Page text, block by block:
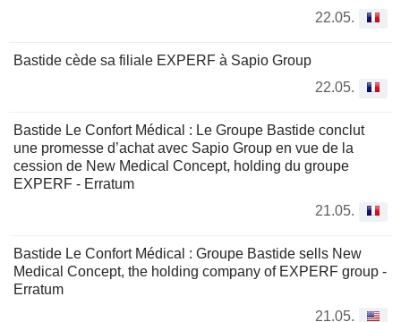
22.05.
Bastide cède sa filiale EXPERF à Sapio Group
22.05.
Bastide Le Confort Médical : Le Groupe Bastide conclut
une promesse d’achat avec Sapio Group en vue de la
cession de New Medical Concept, holding du groupe
EXPERF - Erratum
21.05.
Bastide Le Confort Médical : Groupe Bastide sells New
Medical Concept, the holding company of EXPERF group -
Erratum
21.05.